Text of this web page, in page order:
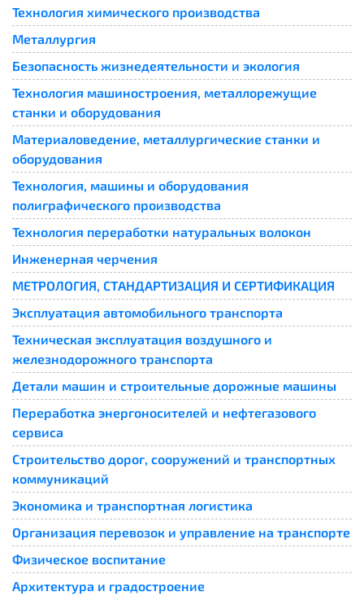
Технология химического производства
Металлургия
Безопасность жизнедеятельности и экология
Технология машиностроения, металлорежущие
станки и оборудования
Материаловедение, металлургические станки и
оборудования
Технология, машины и оборудования
полиграфического производства
Технология переработки натуральных волокон
Инженерная черчения
МЕТРОЛОГИЯ, СТАНДАРТИЗАЦИЯ И СЕРТИФИКАЦИЯ
Эксплуатация автомобильного транспорта
Техническая эксплуатация воздушного и
железнодорожного транспорта
Детали машин и строительные дорожные машины
Переработка энергоносителей и нефтегазового
сервиса
Строительство дорог, сооружений и транспортных
коммуникаций
Экономика и транспортная логистика
Организация перевозок и управление на транспорте
Физическое воспитание
Архитектура и градостроение